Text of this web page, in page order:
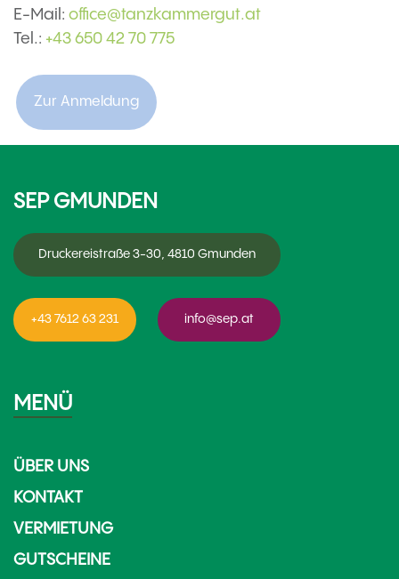
E-Mail: office@tanzkammergut.at
Tel.: +43 650 42 70 775
Zur Anmeldung
SEP GMUNDEN
Druckereistraße 3-30, 4810 Gmunden
+43 7612 63 231 info@sep.at
MENÜ
ÜBER UNS
KONTAKT
VERMIETUNG
GUTSCHEINE